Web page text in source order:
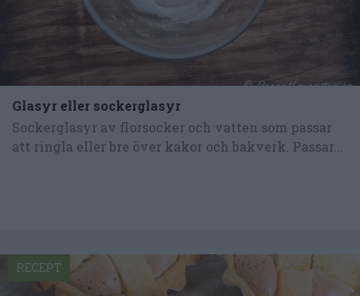
Glasyr eller sockerglasyr
Sockerglasyr av florsocker och vatten som passar
att ringla eller bre över kakor och bakverk. Passar...
RECEPT